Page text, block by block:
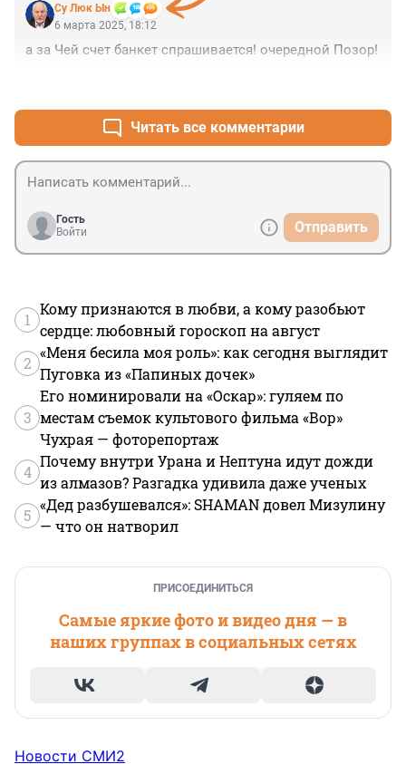
Су Люк Ын
6 марта 2025, 18:12
а за Чей счет банкет спрашивается! очередной Позор!
Читать все комментарии
Гость
Войти
Отправить
1
Кому признаются в любви, а кому разобьют
сердце: любовный гороскоп на август
2
«Меня бесила моя роль»: как сегодня выглядит
Пуговка из «Папиных дочек»
3
Его номинировали на «Оскар»: гуляем по
местам съемок культового фильма «Вор»
Чухрая — фоторепортаж
4
Почему внутри Урана и Нептуна идут дожди
из алмазов? Разгадка удивила даже ученых
5
«Дед разбушевался»: SHAMAN довел Мизулину
— что он натворил
ПРИСОЕДИНИТЬСЯ
Самые яркие фото и видео дня — в
наших группах в социальных сетях
Новости СМИ2